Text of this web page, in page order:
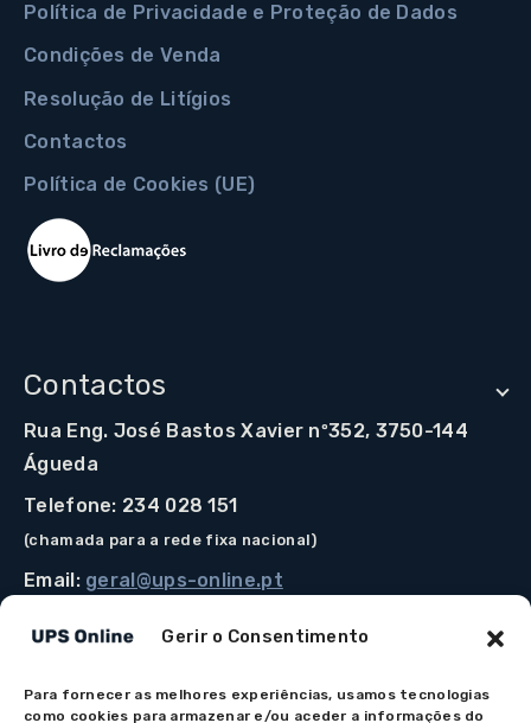
Gerir o Consentimento
Para fornecer as melhores experiências, usamos tecnologias
como cookies para armazenar e/ou aceder a informações do
Política de Privacidade e Proteção de Dados
Condições de Venda
Resolução de Litígios
Contactos
Política de Cookies (UE)
Contactos
Rua Eng. José Bastos Xavier nº352, 3750-144
Águeda
Telefone: 234 028 151
(chamada para a rede fixa nacional)
Email: geral@ups-online.pt
Os preços indicados incluem IVA à taxa legal em vigor.